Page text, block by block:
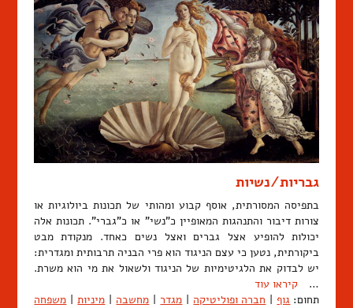
גבריות/נשיות
בתפיסה המסורתית, אוסף קבוע ומהותי של תכונות ביולוגיות או
צורות דיבור והתנהגות המאופיין כ"נשי" או כ"גברי". תכונות אלה
יכולות להופיע אצל גברים ואצל נשים כאחד. מנקודת מבט
ביקורתית, נטען כי עצם הניגוד הוא פרי הבניה תרבותית ומגדרית:
יש לבדוק את הלגיטימיות של הניגוד ולשאול את מי הוא משרת.
… קיראו עוד
תחום: גוף | חברה ופוליטיקה | מגדר | מחשבה | מיניות | משפחה